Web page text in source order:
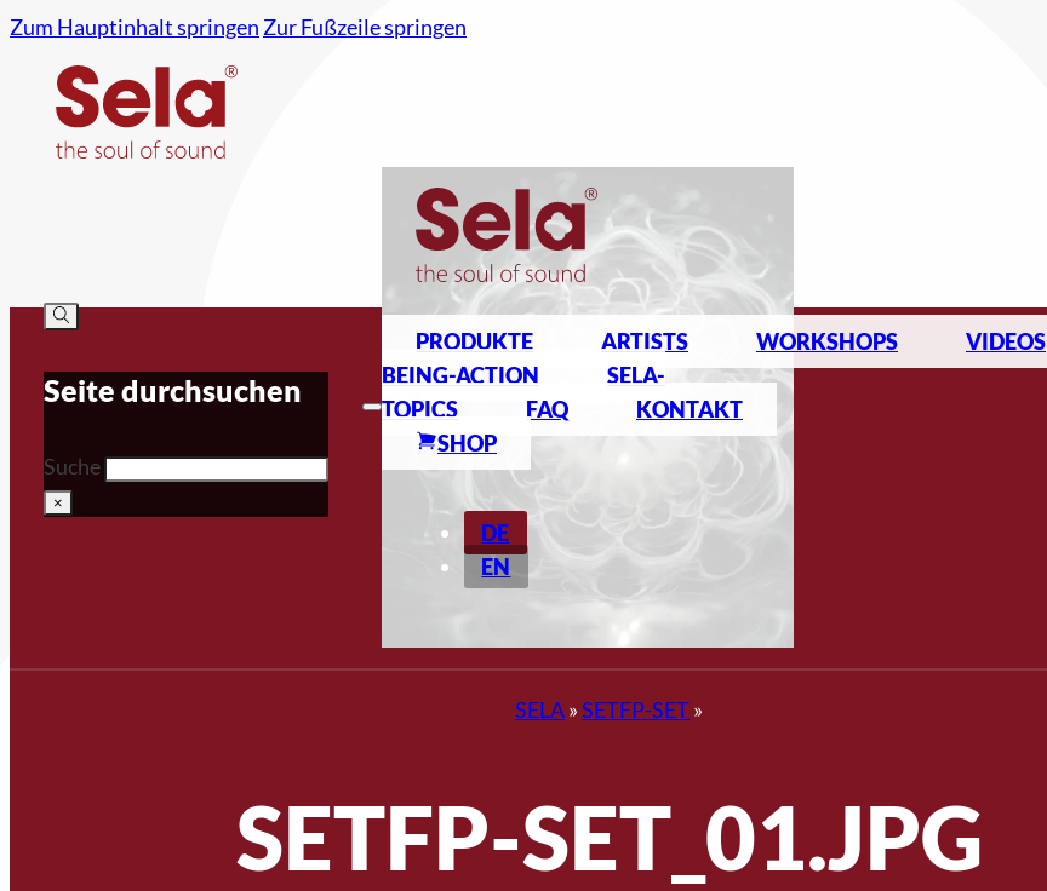
Zum Hauptinhalt springen Zur Fußzeile springen
Seite durchsuchen
Suche
×
PRODUKTE ARTISTS WORKSHOPS VIDEOS
BEING-ACTION
SELA-
TOPICS
FAQ
KONTAKT
SHOP
DE
EN
SELA»SETFP-SET»
SETFP-SET_01.JPG